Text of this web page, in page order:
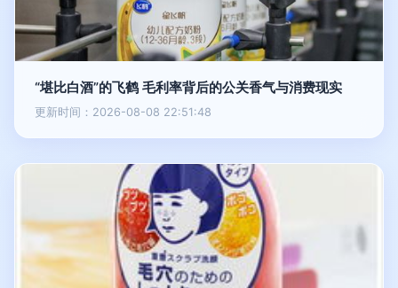
“堪比白酒”的飞鹤 毛利率背后的公关香气与消费现实
更新时间：2026-08-08 22:51:48